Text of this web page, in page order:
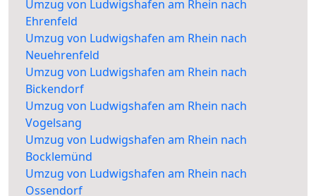
Umzug von Ludwigshafen am Rhein nach
Ehrenfeld
Umzug von Ludwigshafen am Rhein nach
Neuehrenfeld
Umzug von Ludwigshafen am Rhein nach
Bickendorf
Umzug von Ludwigshafen am Rhein nach
Vogelsang
Umzug von Ludwigshafen am Rhein nach
Bocklemünd
Umzug von Ludwigshafen am Rhein nach
Ossendorf